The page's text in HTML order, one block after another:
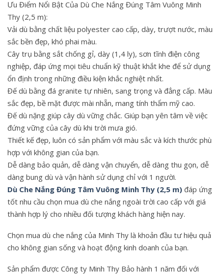
Ưu Điểm Nổi Bật Của Dù Che Nắng Đúng Tâm Vuông Minh
Thy (2,5 m):
Vải dù bằng chất liệu polyester cao cấp, dày, trượt nước, màu
sắc bền đẹp, khó phai màu.
Cây trụ bằng sắt chống gỉ, dày (1,4 ly), sơn tĩnh điện công
nghiệp, đáp ứng mọi tiêu chuẩn kỹ thuật khắt khe để sử dụng
ổn định trong những điều kiện khắc nghiệt nhất.
Đế dù bằng đá granite tự nhiên, sang trọng và đẳng cấp. Màu
sắc đẹp, bề mặt được mài nhẵn, mang tính thẩm mỹ cao.
Đế dù nặng giúp cây dù vững chắc. Giúp bạn yên tâm về việc
đứng vững của cây dù khi trời mưa gió.
Thiết kế đẹp, luôn có sản phẩm với màu sắc và kích thước phù
hợp với không gian của bạn.
Dễ dàng bảo quản, dễ dàng vận chuyển, dễ dàng thu gọn, dễ
dàng bung dù và vận hành sử dụng chỉ với 1 người.
Dù Che Nắng Đúng Tâm Vuông Minh Thy (2,5 m) đáp ứng
tốt nhu cầu chọn mua dù che nắng ngoài trời cao cấp với giá
thành hợp lý cho nhiều đối tượng khách hàng hiện nay.
Chọn mua dù che nắng của Minh Thy là khoản đầu tư hiệu quả
cho không gian sống và hoạt động kinh doanh của bạn.
Sản phẩm được Công ty Minh Thy Bảo hành 1 năm đối với